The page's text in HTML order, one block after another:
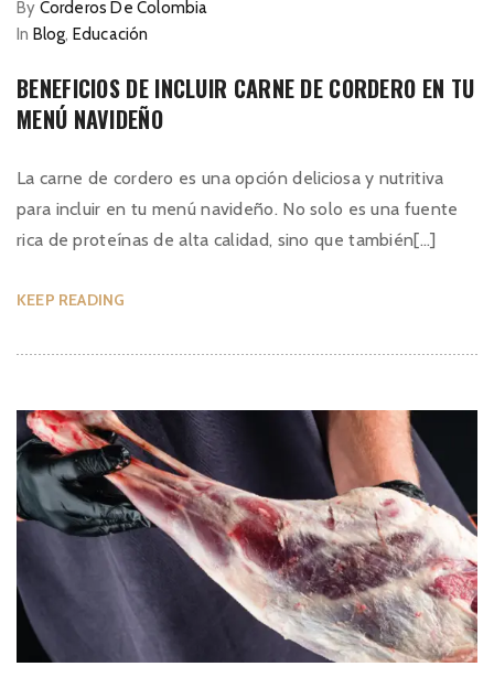
By Corderos De Colombia
In Blog, Educación
BENEFICIOS DE INCLUIR CARNE DE CORDERO EN TU
MENÚ NAVIDEÑO
La carne de cordero es una opción deliciosa y nutritiva
para incluir en tu menú navideño. No solo es una fuente
rica de proteínas de alta calidad, sino que también[...]
KEEP READING